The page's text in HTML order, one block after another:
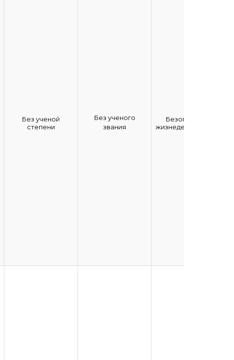
Без ученой
степени
Без ученого
звания
Безопасность
жизнедеятельности